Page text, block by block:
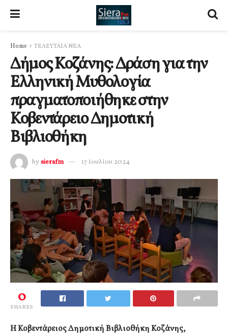
Home ΤΕΛΕΥΤΑΙΑ ΝΕΑ
Δήμος Κοζάνης: Δράση για την
Ελληνική Μυθολογία
πραγματοποιήθηκε στην
Κοβεντάρειο Δημοτική
Βιβλιοθήκη
by sierafm 17 Ιουλίου 2024
0
SHARES
Η Κοβεντάρειος Δημοτική Βιβλιοθήκη Κοζάνης,